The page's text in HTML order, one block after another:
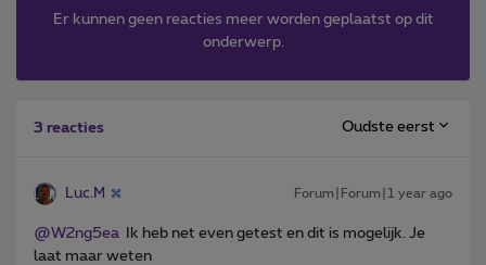
Er kunnen geen reacties meer worden geplaatst op dit
onderwerp.
3 reacties Oudste eerst
Luc.M Forum|Forum|1 year ago
@W2ng5ea Ik heb net even getest en dit is mogelijk. Je
laat maar weten